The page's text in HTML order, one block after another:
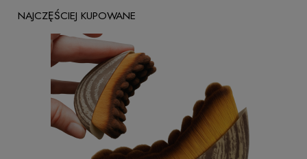
NAJCZĘŚCIEJ KUPOWANE